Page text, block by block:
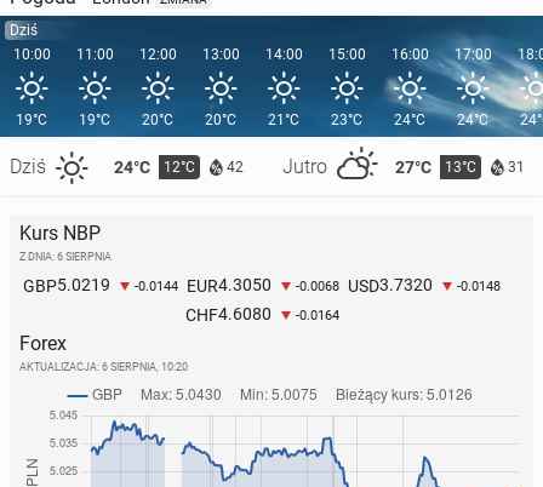
Dziś
10:00
19°C
Dziś 24°C 12°C 42 Jutro 27°C 13°C 31
11:00
19°C
12:00
20°C
13:00
20°C
14:00
21°C
15:00
23°C
16:00
24°C
17:00
24°C
Kurs NBP
Z DNIA: 6 SIERPNIA
GBP5.0219 -0.0144 EUR4.3050 -0.0068 USD3.7320 -0.0148
CHF4.6080 -0.0164
Forex
AKTUALIZACJA: 6 SIERPNIA, 10:20